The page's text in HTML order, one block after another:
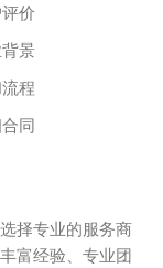
价
景
程
同
择专业的服务商
富经验、专业团